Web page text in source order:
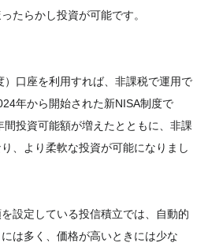
たらかし投資が可能です。
）口座を利用すれば、非課税で運用で
年から開始された新NISA制度で
間投資可能額が増えたとともに、非課
、より柔軟な投資が可能になりまし
設定している投信積立では、自動的
は多く、価格が高いときには少な